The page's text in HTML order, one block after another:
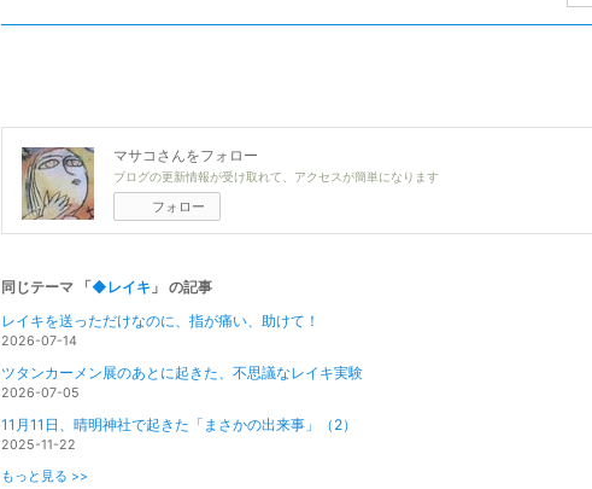
マサコ さんをフォロー
ブログの更新情報が受け取れて、アクセスが簡単になります
フォロー
同じテーマ 「◆レイキ 」 の記事
レイキを送っただけなのに、指が痛い、助けて！
2026-07-14
ツタンカーメン展のあとに起きた、不思議なレイキ実験
2026-07-05
11月11日、晴明神社で起きた「まさかの出来事」（2）
2025-11-22
もっと見る >>